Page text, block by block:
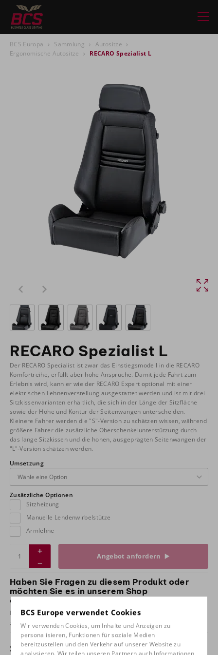
BCS Europe verwendet Cookies
Wir verwenden Cookies, um Inhalte und Anzeigen zu
personalisieren, Funktionen für soziale Medien
bereitzustellen und den Verkehr auf unserer Website zu
analysieren. Wir teilen unseren Partnern auch Informationen
BCS Europa Sammlung
Autositze
Ergonomische Autositze
RECARO Spezialist L
RECARO Spezialist L
Der RECARO Specialist ist zwar das Einstiegsmodell in die RECARO
Komfortreihe, erfüllt aber hohe Ansprüche. Damit jede Fahrt zum
Erlebnis wird, kann er wie der RECARO Expert optional mit einer
elektrischen Lehnenverstellung ausgestattet werden und ist mit drei
Sitzkissenvarianten erhältlich, die sich in der Länge der Sitzfläche
sowie der Höhe und Kontur der Seitenwangen unterscheiden.
Kleinere Fahrer werden die "S"-Version zu schätzen wissen, während
größere Fahrer die zusätzliche Oberschenkelunterstützung durch
das lange Sitzkissen und die hohen, ausgeprägten Seitenwangen der
"L"-Version schätzen werden.
Umsetzung
Zusätzliche Optionen
Sitzheizung
Manuelle Lendenwirbelstütze
Armlehne
Angebot anfordern
Haben Sie Fragen zu diesem Produkt oder
möchten Sie es in unserem Shop
ausprobieren?
Nehmen SieKontaktmit uns und kommen Sie zum Probesitzen
zu uns!
Spezifikationen